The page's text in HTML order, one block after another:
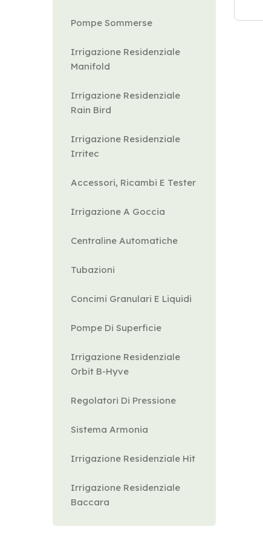
Pompe Sommerse
Irrigazione Residenziale
Manifold
Irrigazione Residenziale
Rain Bird
Irrigazione Residenziale
Irritec
Accessori, Ricambi E Tester
Irrigazione A Goccia
Centraline Automatiche
Tubazioni
Concimi Granulari E Liquidi
Pompe Di Superficie
Irrigazione Residenziale
Orbit B-Hyve
Regolatori Di Pressione
Sistema Armonia
Irrigazione Residenziale Hit
Irrigazione Residenziale
Baccara